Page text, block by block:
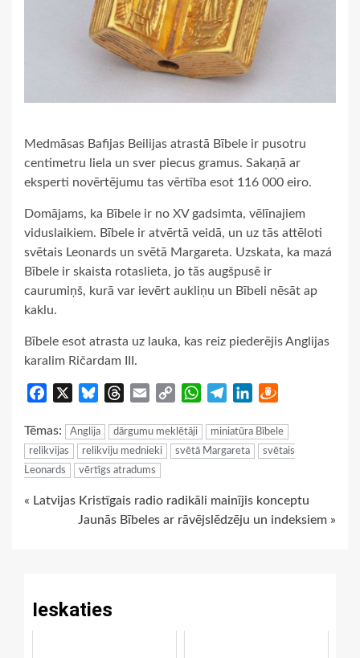
Medmāsas Bafijas Beilijas atrastā Bībele ir pusotru
centimetru liela un sver piecus gramus. Sakaņā ar
eksperti novērtējumu tas vērtība esot 116 000 eiro.
Domājams, ka Bībele ir no XV gadsimta, vēlīnajiem
viduslaikiem. Bībele ir atvērtā veidā, un uz tās attēloti
svētais Leonards un svētā Margareta. Uzskata, ka mazá
Bībele ir skaista rotaslieta, jo tās augšpusē ir
caurumiņš, kurā var ievērt aukliņu un Bībeli nēsāt ap
kaklu.
Bībele esot atrasta uz lauka, kas reiz piederējis Anglijas
karalim Ričardam III.
Facebook BlueskyThreads
Email
Copy
WhatsApp
TelegramLinkedIn
Tēmas: Anglija dārgumu meklētāji
miniatūra Bībele
relikvijas
relikviju mednieki svētā Margareta
svētais
Leonards
vērtīgs atradums
Continue
« Latvijas Kristīgais radio radikāli mainījis konceptu
Jaunās Bībeles ar rāvējslēdzēju un indeksiem »
Ieskaties